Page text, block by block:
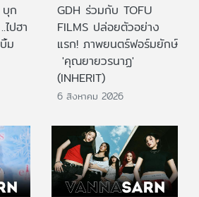
ก
ปฮา
ม
GDH ร่วมกับ TOFU
FILMS ปล่อยตัวอย่าง
แรก! ภาพยนตร์ฟอร์มยักษ์
'คุณยายวรนาฏ'
(INHERIT)
6 สิงหาคม 2026